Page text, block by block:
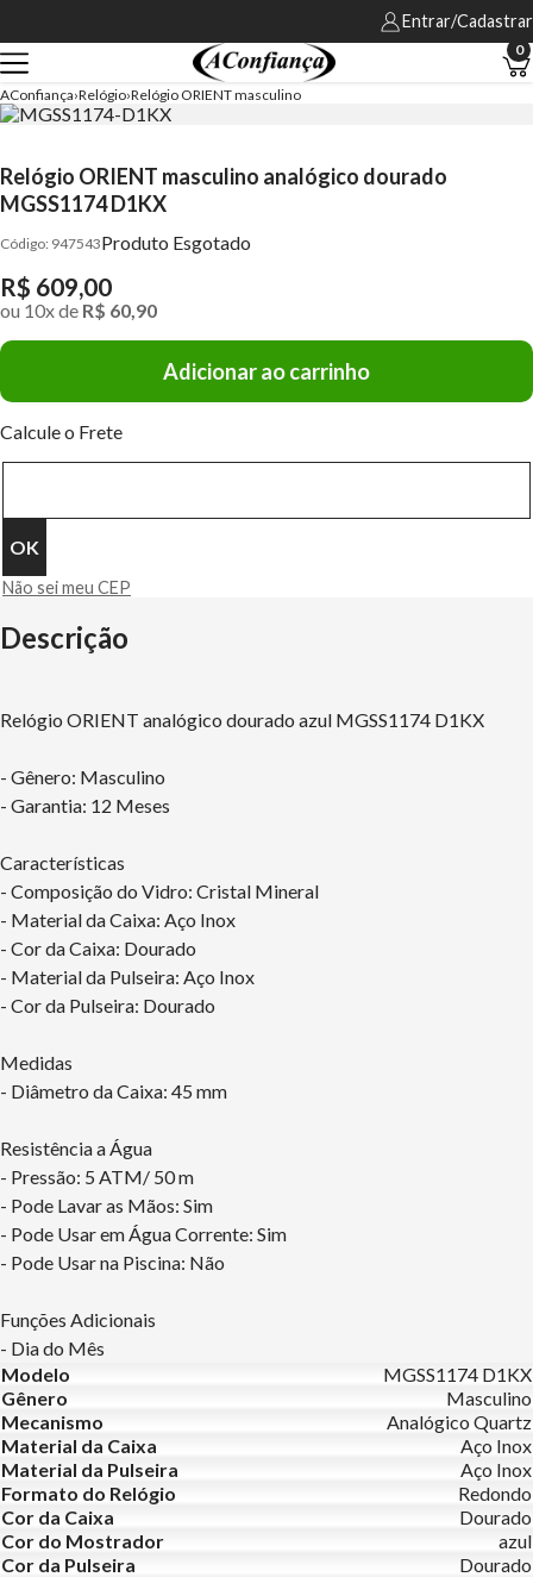
Entrar/Cadastrar
0
AConfiança Relógio Relógio ORIENT masculino
Relógio ORIENT masculino analógico dourado
MGSS1174 D1KX
947543Produto Esgotado
R$ 609,00
ou 10xde R$ 60,90
Adicionar ao carrinho
Calcule o Frete
Não sei meu CEP
Descrição
Relógio ORIENT analógico dourado azul MGSS1174 D1KX
- Gênero: Masculino
- Garantia: 12 Meses
Características
- Composição do Vidro: Cristal Mineral
- Material da Caixa: Aço Inox
- Cor da Caixa: Dourado
- Material da Pulseira: Aço Inox
- Cor da Pulseira: Dourado
Medidas
- Diâmetro da Caixa: 45 mm
Resistência a Água
- Pressão: 5 ATM/ 50 m
- Pode Lavar as Mãos: Sim
- Pode Usar em Água Corrente: Sim
- Pode Usar na Piscina: Não
Funções Adicionais
- Dia do Mês
Modelo
MGSS1174 D1KX
Gênero
Masculino
Mecanismo
Analógico Quartz
Material da Caixa
Aço Inox
Material da Pulseira
Aço Inox
Formato do Relógio
Redondo
Cor da Caixa
Dourado
Cor do Mostrador
azul
Cor da Pulseira
Dourado